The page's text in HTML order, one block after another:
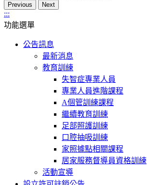
Previous Next
:::
功能選單
公告訊息
最新消息
教育訓練
失智症專業人員
專業人員進階課程
A個管訓練課程
繼續教育訓練
足部照護訓練
口腔抽吸訓練
家照據點相關課程
居家服務督導員資格訓練
活動宣導